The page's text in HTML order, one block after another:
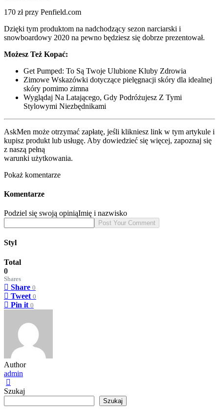
170 zł przy Penfield.com
Dzięki tym produktom na nadchodzący sezon narciarski i
snowboardowy 2020 na pewno będziesz się dobrze prezentował.
Możesz Też Kopać:
Get Pumped: To Są Twoje Ulubione Kluby Zdrowia
Zimowe Wskazówki dotyczące pielęgnacji skóry dla idealnej
skóry pomimo zimna
Wyglądaj Na Latającego, Gdy Podróżujesz Z Tymi
Stylowymi Niezbędnikami
AskMen może otrzymać zapłatę, jeśli klikniesz link w tym artykule i
kupisz produkt lub usługę. Aby dowiedzieć się więcej, zapoznaj się
z naszą pełną
warunki użytkowania.
Pokaż komentarze
Komentarze
Podziel się swoją opiniąImię i nazwisko
Styl
Total
0
Shares
Share 0
Tweet 0
Pin it 0
Author
admin
Szukaj
Szukaj